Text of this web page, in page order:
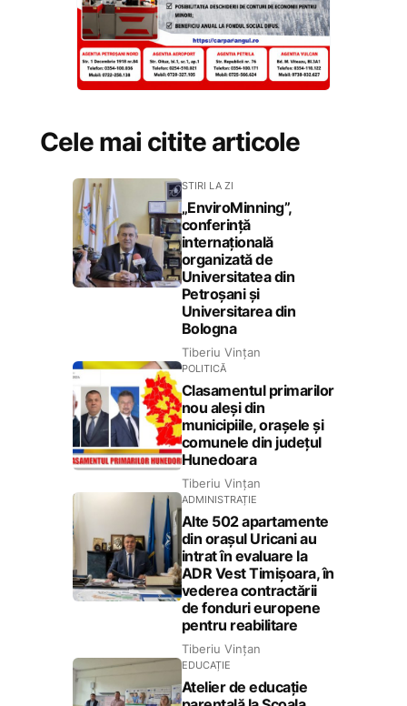
Cele mai citite articole
STIRI LA ZI
„EnviroMinning”,
conferință
internațională
organizată de
Universitatea din
Petroșani și
Universitarea din
Bologna
Tiberiu Vințan
POLITICĂ
Clasamentul primarilor
nou aleși din
municipiile, orașele și
comunele din județul
Hunedoara
Tiberiu Vințan
ADMINISTRAȚIE
Alte 502 apartamente
din orașul Uricani au
intrat în evaluare la
ADR Vest Timișoara, în
vederea contractării
de fonduri europene
pentru reabilitare
Tiberiu Vințan
EDUCAȚIE
Atelier de educație